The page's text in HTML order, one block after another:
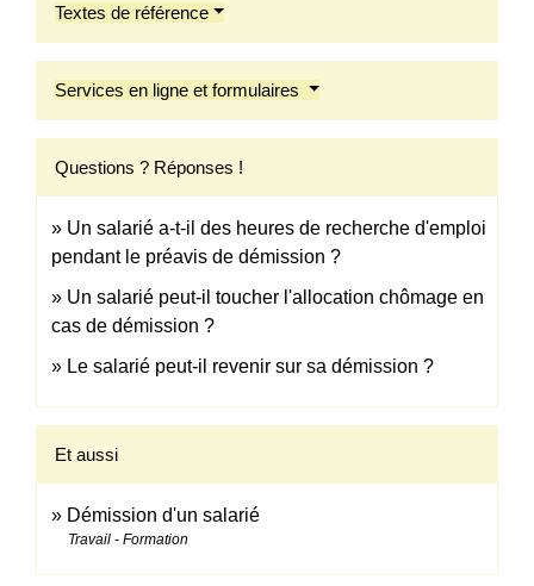
Textes de référence
Services en ligne et formulaires
Questions ? Réponses !
Un salarié a-t-il des heures de recherche d'emploi
pendant le préavis de démission ?
Un salarié peut-il toucher l'allocation chômage en
cas de démission ?
Le salarié peut-il revenir sur sa démission ?
Et aussi
Démission d'un salarié
Travail - Formation